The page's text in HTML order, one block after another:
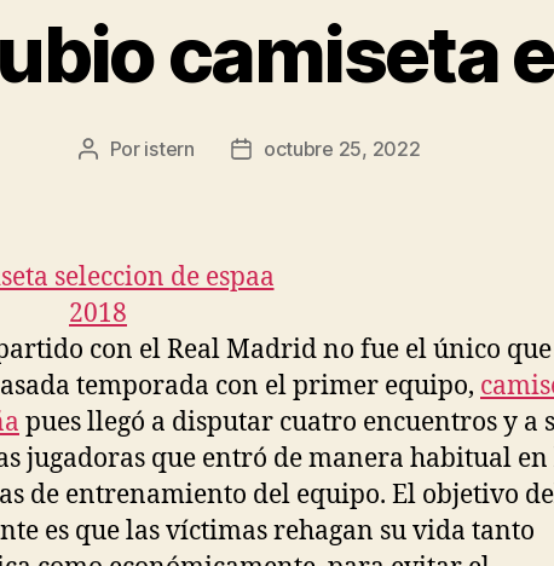
camiseta
Autor
Por istern
Fechaoctubre 25, 2022
con el Real Madrid no fue el único que
temporada con el primer equipo,
pues llegó a disputar cuatro encuentros y a
jugadoras que entró de manera habitual en
de entrenamiento del equipo. El objetivo
es que las víctimas rehagan su vida tanto